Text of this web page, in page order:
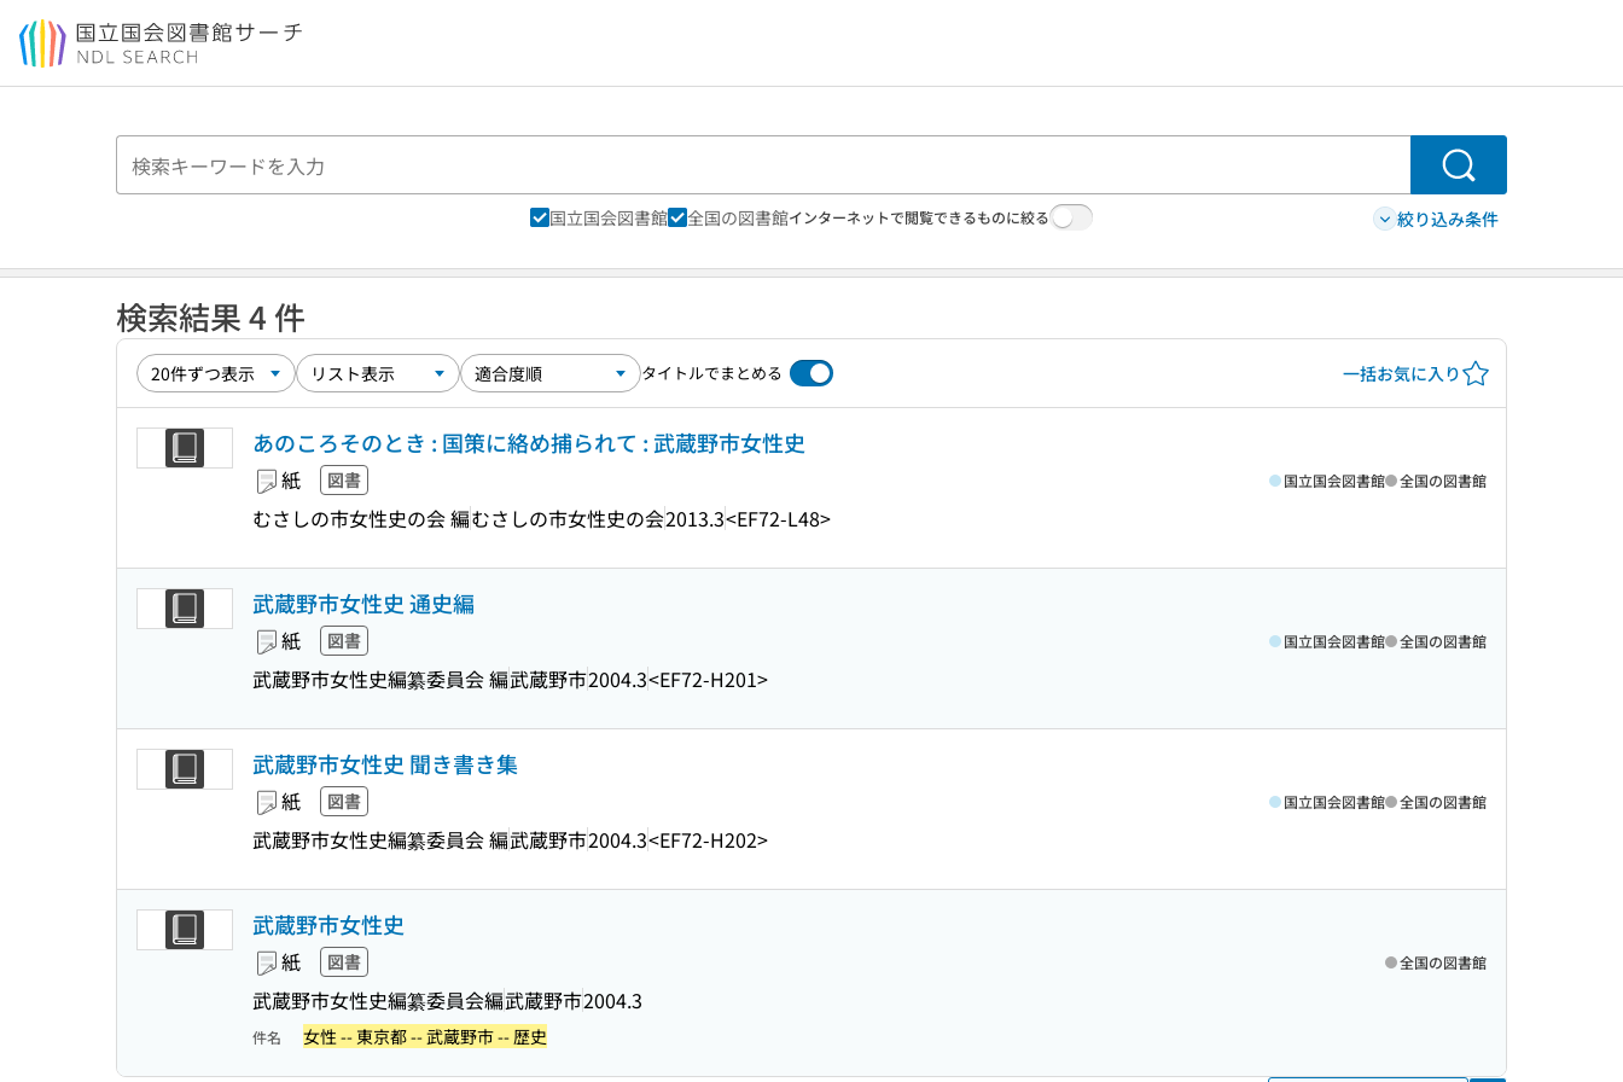
本文へ移動
検索
国立国会図書館 全国の図書館インターネットで閲覧できるものに絞る 絞り込み条件
検索結果 4 件
タイトルでまとめる 一括お気に入り
あのころそのとき : 国策に絡め捕られて : 武蔵野市女性史
紙 図書
むさしの市女性史の会 編むさしの市女性史の会2013.3<EF72-L48>
国立国会図書館 全国の図書館
武蔵野市女性史 通史編
紙 図書
武蔵野市女性史編纂委員会 編武蔵野市2004.3<EF72-H201>
国立国会図書館 全国の図書館
武蔵野市女性史 聞き書き集
紙 図書
武蔵野市女性史編纂委員会 編武蔵野市2004.3<EF72-H202>
国立国会図書館 全国の図書館
武蔵野市女性史
紙 図書
武蔵野市女性史編纂委員会編武蔵野市2004.3
全国の図書館
件名 女性 -- 東京都 -- 武蔵野市 -- 歴史